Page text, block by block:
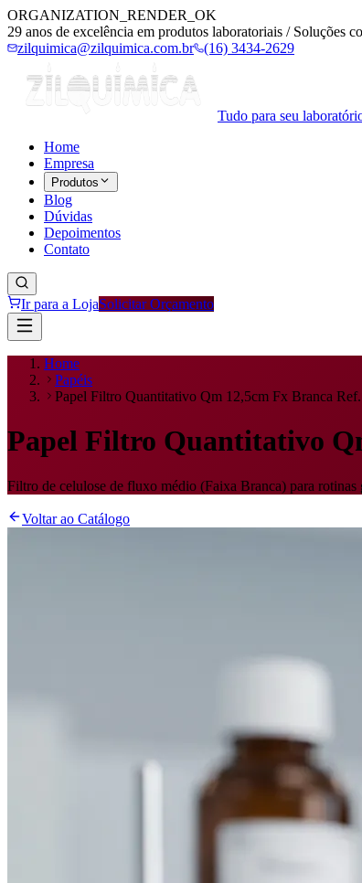
ORGANIZATION_RENDER_OK
29 anos de excelência em produtos laboratoriais / Soluções
zilquimica@zilquimica.com.br
(16) 3434-2629
Tudo para seu
Home
Empresa
Produtos
Blog
Dúvidas
Depoimentos
Contato
Ir para a LojaSolicitar Orçamento
Home
Papéis
Papel Filtro Quantitativo Qm 12,5cm Fx Branca
Papel Filtro Quantitativo
Filtro de celulose de fluxo médio (Faixa Branca) para rotinas
Voltar ao Catálogo